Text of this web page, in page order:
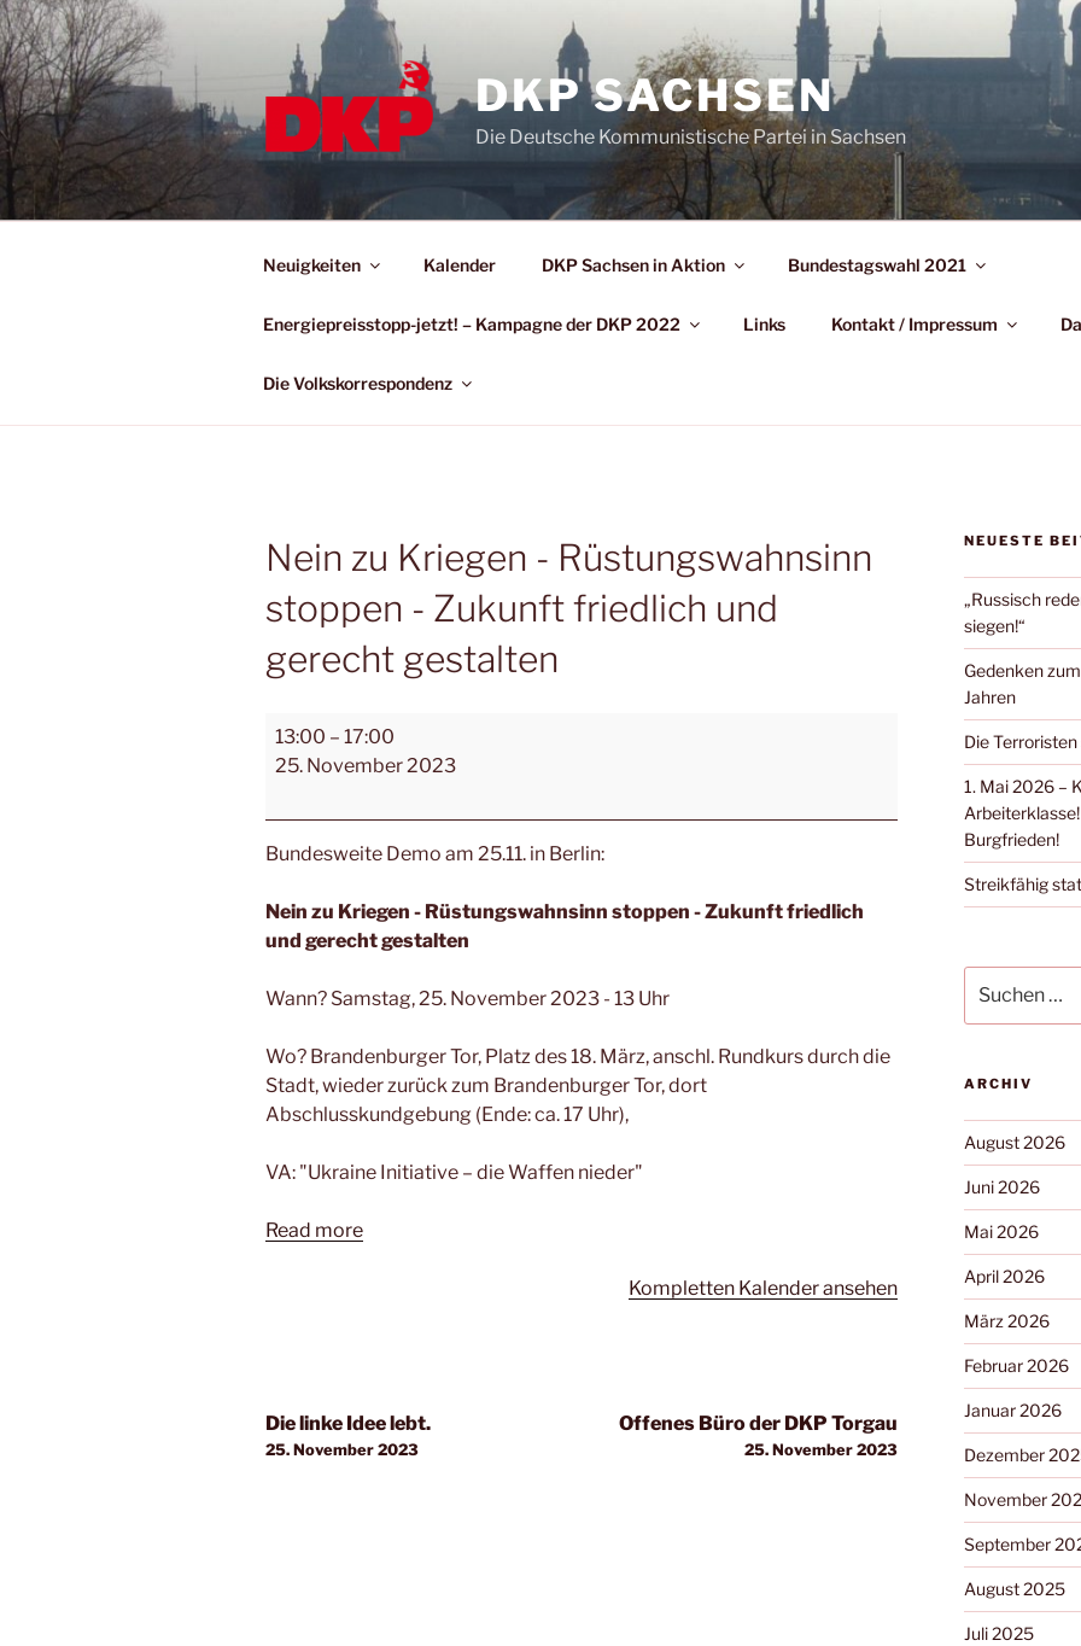
DKP SACHSEN
Die Deutsche Kommunistische Partei in Sachsen
Neuigkeiten Kalender DKP Sachsen in Aktion Bundestagswahl 2021
Energiepreisstopp-jetzt! – Kampagne der DKP 2022 Links Kontakt / Impressum
Die Volkskorrespondenz
Nein zu Kriegen - Rüstungswahnsinn
stoppen - Zukunft friedlich und
gerecht gestalten
13:00 – 17:00
25. November 2023
Bundesweite Demo am 25.11. in Berlin:
Nein zu Kriegen - Rüstungswahnsinn stoppen - Zukunft friedlich
und gerecht gestalten
Wann? Samstag, 25. November 2023 - 13 Uhr
Wo? Brandenburger Tor, Platz des 18. März, anschl. Rundkurs durch die
Stadt, wieder zurück zum Brandenburger Tor, dort
Abschlusskundgebung (Ende: ca. 17 Uhr),
VA: "Ukraine Initiative – die Waffen nieder"
Read more
Kompletten Kalender ansehen
Die linke Idee lebt.
25. November 2023
Offenes Büro der DKP Torgau
25. November 2023
NEUESTE
„Russisch
siegen!“
Gedenken
Jahren
Die
1. Mai 2026 –
Burgfrieden!
Streikfähig
ARCHIV
August 2026
Juni 2026
Mai 2026
April 2026
März 2026
Februar 2026
Januar 2026
Dezember
November
September
August 2025
Juli 2025